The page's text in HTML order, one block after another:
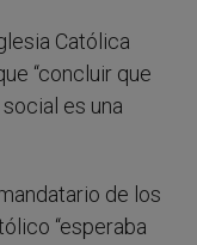
Católica
“concluir que
es una
de los
“esperaba